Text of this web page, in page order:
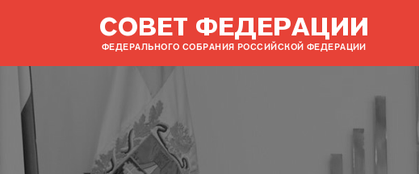
СОВЕТ ФЕДЕРАЦИИ
ФЕДЕРАЛЬНОГО СОБРАНИЯ РОССИЙСКОЙ ФЕДЕРАЦИИ